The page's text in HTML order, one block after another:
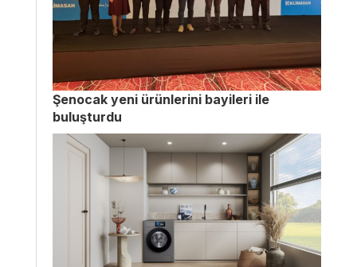
Şenocak yeni ürünlerini bayileri ile
buluşturdu